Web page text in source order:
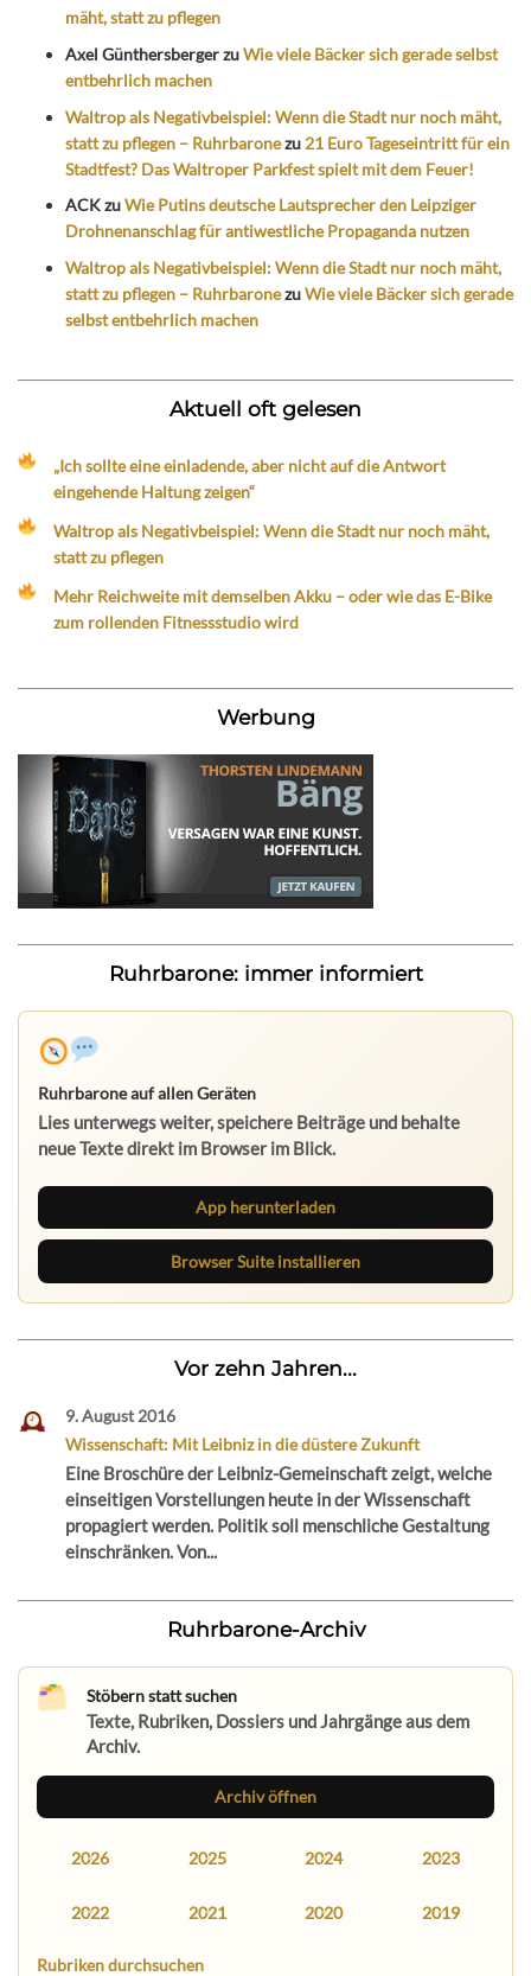
mäht, statt zu pflegen
Axel GünthersbergerzuWie viele Bäcker sich gerade selbst
entbehrlich machen
Waltrop als Negativbeispiel: Wenn die Stadt nur noch mäht,
statt zu pflegen – Ruhrbaronezu 21 Euro Tageseintritt für ein
Stadtfest? Das Waltroper Parkfest spielt mit dem Feuer!
ACKzuWie Putins deutsche Lautsprecher den Leipziger
Drohnenanschlag für antiwestliche Propaganda nutzen
Waltrop als Negativbeispiel: Wenn die Stadt nur noch mäht,
statt zu pflegen – RuhrbaronezuWie viele Bäcker sich gerade
selbst entbehrlich machen
Aktuell oft gelesen
„Ich sollte eine einladende, aber nicht auf die Antwort
eingehende Haltung zeigen“
Waltrop als Negativbeispiel: Wenn die Stadt nur noch mäht,
statt zu pflegen
Mehr Reichweite mit demselben Akku – oder wie das E-Bike
zum rollenden Fitnessstudio wird
Werbung
Ruhrbarone: immer informiert
Ruhrbarone auf allen Geräten
Lies unterwegs weiter, speichere Beiträge und behalte
neue Texte direkt im Browser im Blick.
App herunterladen
Browser Suite installieren
Vor zehn Jahren...
9. August 2016
Wissenschaft: Mit Leibniz in die düstere Zukunft
Eine Broschüre der Leibniz-Gemeinschaft zeigt, welche
einseitigen Vorstellungen heute in der Wissenschaft
propagiert werden. Politik soll menschliche Gestaltung
einschränken. Von...
Ruhrbarone-Archiv
Stöbern statt suchen
Texte, Rubriken, Dossiers und Jahrgänge aus dem
Archiv.
Archiv öffnen
2026 2025 2024 2023
2022 2021 2020 2019
Rubriken durchsuchen